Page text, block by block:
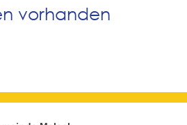
vorhanden